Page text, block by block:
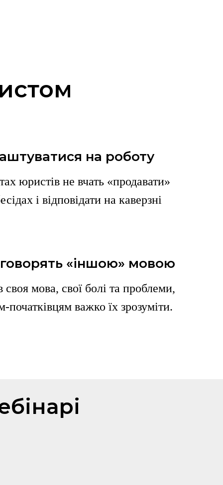
на роботу
юристів не вчать «продавати»
і відповідати на каверзні
«іншою» мовою
мова, свої болі та проблеми,
важко їх зрозуміти.